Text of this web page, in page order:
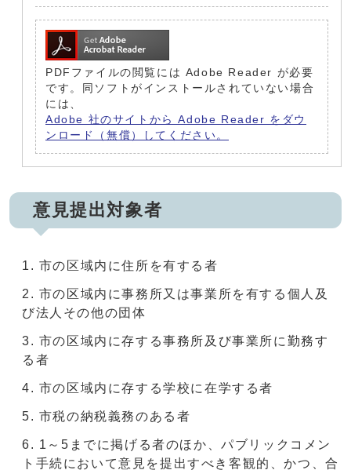
PDFファイルの閲覧には Adobe Reader が必要
です。同ソフトがインストールされていない場合
には、
Adobe 社のサイトから Adobe Reader をダウ
ンロード（無償）してください。
意見提出対象者
市の区域内に住所を有する者
市の区域内に事務所又は事業所を有する個人及
び法人その他の団体
市の区域内に存する事務所及び事業所に勤務す
る者
市の区域内に存する学校に在学する者
市税の納税義務のある者
1～5までに掲げる者のほか、パブリックコメン
ト手続において意見を提出すべき客観的、かつ、合